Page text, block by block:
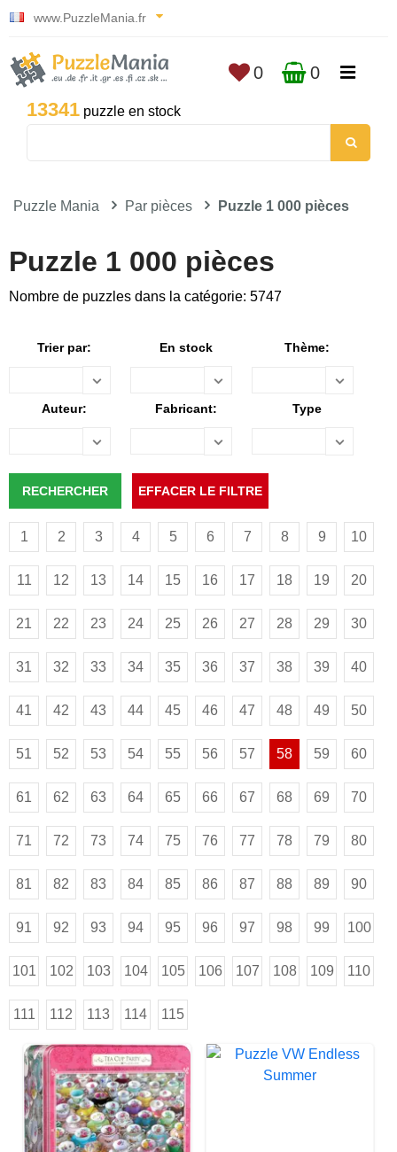
www.PuzzleMania.fr
13341 puzzle en stock
0 0
Puzzle Mania Par pièces Puzzle 1 000 pièces
Puzzle 1 000 pièces
Nombre de puzzles dans la catégorie: 5747
Trier par: En stock Thème:
Auteur: Fabricant: Type
1 2 3 4 5 6 7 8 9 10
11 12 13 14 15 16 17 18 19 20
21 22 23 24 25 26 27 28 29 30
31 32 33 34 35 36 37 38 39 40
41 42 43 44 45 46 47 48 49 50
51 52 53 54 55 56 57 58 59 60
61 62 63 64 65 66 67 68 69 70
71 72 73 74 75 76 77 78 79 80
81 82 83 84 85 86 87 88 89 90
91 92 93 94 95 96 97 98 99 100
101 102 103 104 105 106 107 108 109 110
111 112 113 114 115